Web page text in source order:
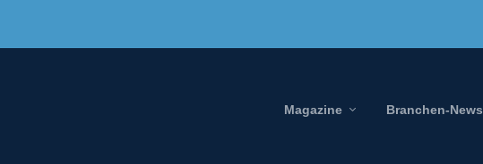
Magazine Branchen-News